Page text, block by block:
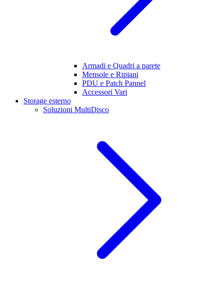
Armadi e Quadri a parete
Mensole e Ripiani
PDU e Patch Pannel
Accessori Vari
Storage esterno
Soluzioni MultiDisco